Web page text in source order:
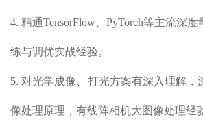
4. 精通TensorFlow、PyTorch等主流深
练与调优实战经验。
5. 对光学成像、打光方案有深入理解，
像处理原理，有线阵相机大图像处理经